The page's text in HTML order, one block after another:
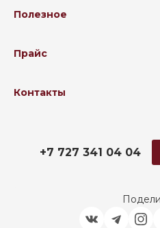
Полезное
Прайс
Контакты
+7 727 341 04 04